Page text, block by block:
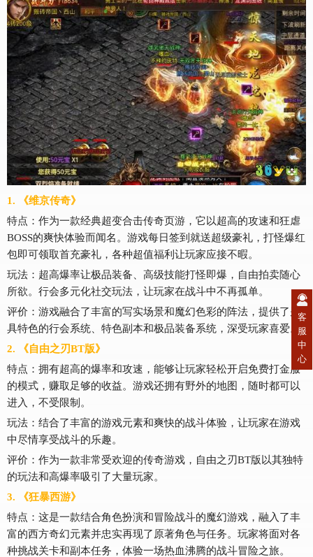
1. 《维京传奇》
特点：作为一款经典超变合击传奇页游，它以超高的攻速和狂虐
BOSS的爽快体验而闻名。游戏每日签到就送超级豪礼，打怪爆红
包即可领取首充豪礼，各种超值福利让玩家应接不暇。
玩法：超高爆率让极品装备、高级技能打怪即爆，自由拍卖随心
所欲。行会多元化社交玩法，让玩家在战斗中不再孤单。
评价：游戏融合了丰富的写实场景和魔幻色彩的阵法，提供了别
具特色的行会系统、特色副本和极品装备系统，深受玩家喜爱。
2. 《自由之刃BT版》
特点：拥有超高的爆率和攻速，能够让玩家轻松开启免费打金服
的模式，赚取足够的收益。游戏还拥有野外的地图，随时都可以
进入，不受限制。
玩法：结合了丰富的游戏元素和爽快的战斗体验，让玩家在游戏
中尽情享受战斗的乐趣。
评价：作为一款非常受欢迎的传奇游戏，自由之刃BT版以其独特
的玩法和高爆率吸引了大量玩家。
3. 《狂暴西游》
特点：这是一款结合角色扮演和冒险战斗的魔幻游戏，融入了丰
富的西方奇幻元素并忠实再现了原著角色与任务。玩家将面对各
种挑战关卡和副本任务，体验一场热血沸腾的战斗冒险之旅。
客
服
中
心